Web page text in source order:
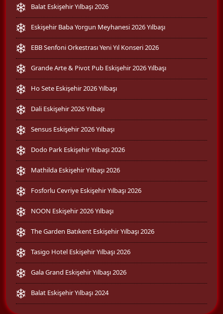
Balat Eskişehir Yılbaşı 2026
Eskişehir Baba Yorgun Meyhanesi 2026 Yılbaşı
EBB Senfoni Orkestrası Yeni Yıl Konseri 2026
Grande Arte & Pivot Pub Eskişehir 2026 Yılbaşı
Ho Sete Eskişehir 2026 Yılbaşı
Dali Eskişehir 2026 Yılbaşı
Sensus Eskişehir 2026 Yılbaşı
Dodo Park Eskişehir Yılbaşı 2026
Mathilda Eskişehir Yılbaşı 2026
Fosforlu Cevriye Eskişehir Yılbaşı 2026
NOON Eskişehir 2026 Yılbaşı
The Garden Batıkent Eskişehir Yılbaşı 2026
Tasigo Hotel Eskişehir Yılbaşı 2026
Gala Grand Eskişehir Yılbaşı 2026
Balat Eskişehir Yılbaşı 2024